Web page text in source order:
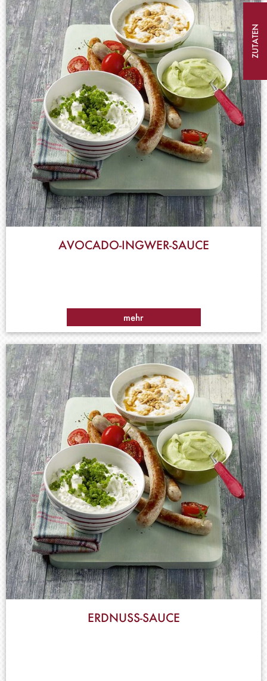
ZUTATEN
AVOCADO-INGWER-SAUCE
mehr
ERDNUSS-SAUCE